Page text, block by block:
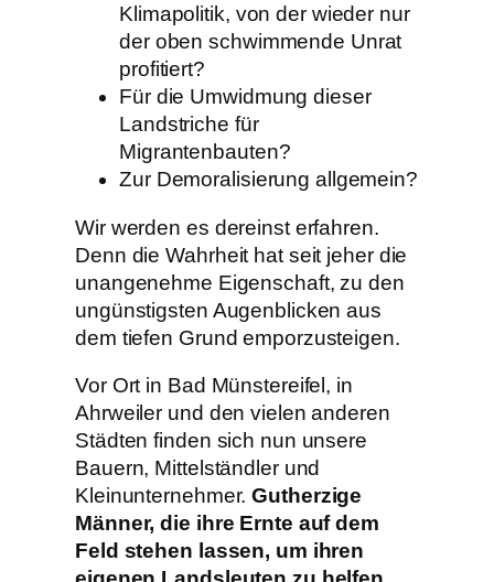
Klimapolitik, von der wieder nur
der oben schwimmende Unrat
profitiert?
Für die Umwidmung dieser
Landstriche für
Migrantenbauten?
Zur Demoralisierung allgemein?
Wir werden es dereinst erfahren.
Denn die Wahrheit hat seit jeher die
unangenehme Eigenschaft, zu den
ungünstigsten Augenblicken aus
dem tiefen Grund emporzusteigen.
Vor Ort in Bad Münstereifel, in
Ahrweiler und den vielen anderen
Städten finden sich nun unsere
Bauern, Mittelständler und
Kleinunternehmer.Gutherzige
Männer, die ihre Ernte auf dem
Feld stehen lassen, um ihren